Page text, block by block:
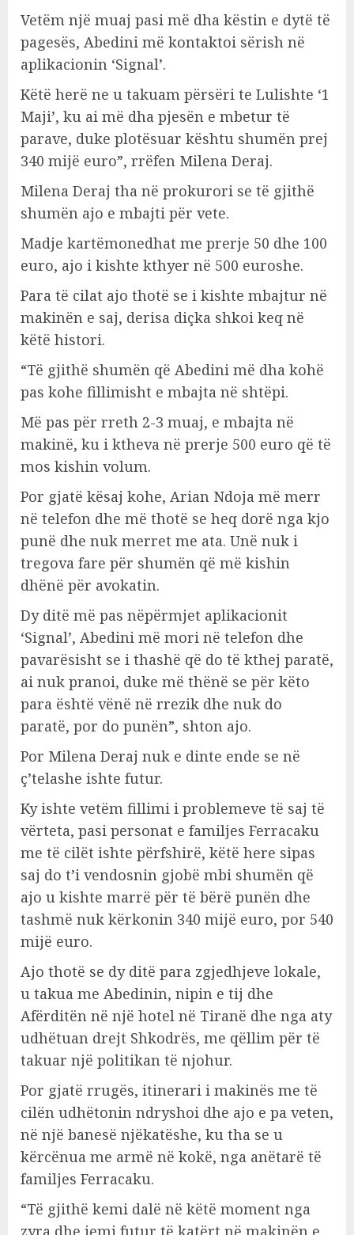
Vetëm një muaj pasi më dha këstin e dytë të
pagesës, Abedini më kontaktoi sërish në
aplikacionin ‘Signal’.
Këtë herë ne u takuam përsëri te Lulishte ‘1
Maji’, ku ai më dha pjesën e mbetur të
parave, duke plotësuar kështu shumën prej
340 mijë euro”, rrëfen Milena Deraj.
Milena Deraj tha në prokurori se të gjithë
shumën ajo e mbajti për vete.
Madje kartëmonedhat me prerje 50 dhe 100
euro, ajo i kishte kthyer në 500 euroshe.
Para të cilat ajo thotë se i kishte mbajtur në
makinën e saj, derisa diçka shkoi keq në
këtë histori.
“Të gjithë shumën që Abedini më dha kohë
pas kohe fillimisht e mbajta në shtëpi.
Më pas për rreth 2-3 muaj, e mbajta në
makinë, ku i ktheva në prerje 500 euro që të
mos kishin volum.
Por gjatë kësaj kohe, Arian Ndoja më merr
në telefon dhe më thotë se heq dorë nga kjo
punë dhe nuk merret me ata. Unë nuk i
tregova fare për shumën që më kishin
dhënë për avokatin.
Dy ditë më pas nëpërmjet aplikacionit
‘Signal’, Abedini më mori në telefon dhe
pavarësisht se i thashë që do të kthej paratë,
ai nuk pranoi, duke më thënë se për këto
para është vënë në rrezik dhe nuk do
paratë, por do punën”, shton ajo.
Por Milena Deraj nuk e dinte ende se në
ç’telashe ishte futur.
Ky ishte vetëm fillimi i problemeve të saj të
vërteta, pasi personat e familjes Ferracaku
me të cilët ishte përfshirë, këtë here sipas
saj do t’i vendosnin gjobë mbi shumën që
ajo u kishte marrë për të bërë punën dhe
tashmë nuk kërkonin 340 mijë euro, por 540
mijë euro.
Ajo thotë se dy ditë para zgjedhjeve lokale,
u takua me Abedinin, nipin e tij dhe
Afërditën në një hotel në Tiranë dhe nga aty
udhëtuan drejt Shkodrës, me qëllim për të
takuar një politikan të njohur.
Por gjatë rrugës, itinerari i makinës me të
cilën udhëtonin ndryshoi dhe ajo e pa veten,
në një banesë njëkatëshe, ku tha se u
kërcënua me armë në kokë, nga anëtarë të
familjes Ferracaku.
“Të gjithë kemi dalë në këtë moment nga
zyra dhe jemi futur të katërt në makinën e